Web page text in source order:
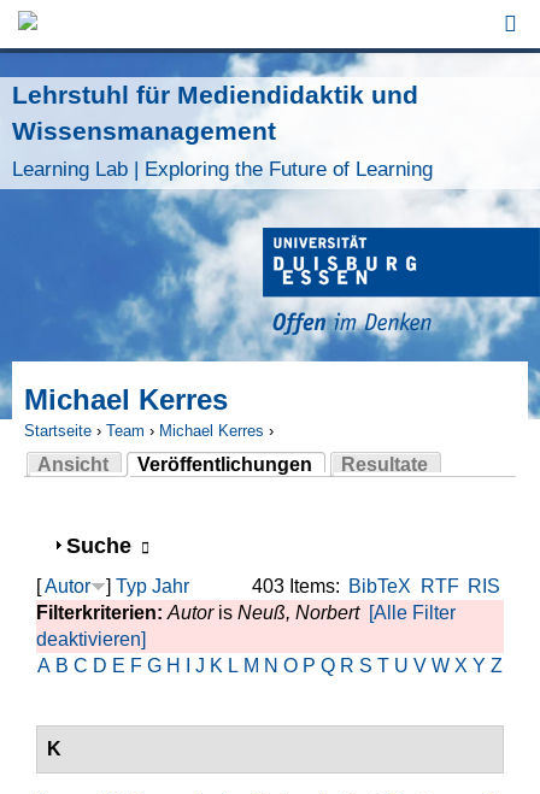
Jump to Navigation
Lehrstuhl für Mediendidaktik und
Wissensmanagement
Learning Lab | Exploring the Future of Learning
Michael Kerres
Sie sind hier
Startseite › Team › Michael Kerres ›
Ansicht
Veröffentlichungen
(aktiver Reiter)
Resultate
Anzeigen
Suche
403 Items: BibTeX RTF RIS
[Autor ] Typ Jahr
Filterkriterien: Autoris Neuß, Norbert [Alle Filter
deaktivieren]
A B C D E F G H J K L M N O P Q R S T U V W X Y Z
K